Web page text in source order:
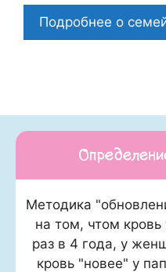
Подробнее о
Методика
на том, чтом
раз в 4 года, у
кровь "новее" у